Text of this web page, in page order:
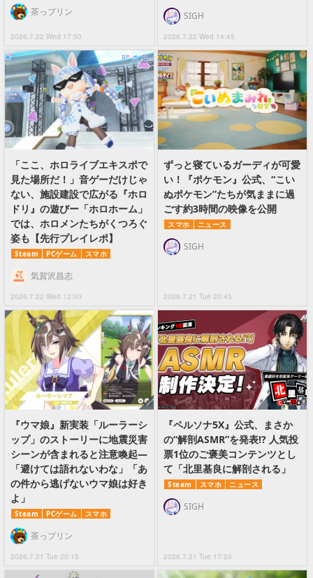
2026.7.22 Wed 17:50
茶っプリン
2026.7.22 Wed 14:45
SIGH
「ここ、ホロライブエキスポで
見た場所だ！」音ゲーだけじゃ
ない、施設建設で広がる『ホロ
ドリ』の遊びー「ホロホーム」
では、ホロメンたちがくつろぐ
姿も【先行プレイレポ】
Steam PCゲーム スマホ
2026.7.22 Wed 12:00
気賀沢昌志
ずっと寝ているガーディが可愛
い！『ポケモン』公式、“こい
ぬポケモン”たちが気ままに過
ごす約3時間の映像を公開
スマホ ニュース
2026.7.21 Tue 20:45
SIGH
『ウマ娘』新実装「ルーラーシ
ップ」のストーリーに地震災害
シーンが含まれると注意喚起―
「避けては語れないわな」「あ
の件から逃げないウマ娘は好き
よ」
Steam PCゲーム スマホ
2026.7.21 Tue 20:15
茶っプリン
『ペルソナ5X』公式、まさか
の“解剖ASMR”を発表!? 人気投
票1位のご褒美コンテンツとし
て「北里基良に解剖される」
Steam スマホ ニュース
2026.7.21 Tue 17:20
SIGH